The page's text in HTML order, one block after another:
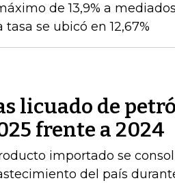
de 13,9% a
se ubicó en 12,67%
licuado de
frente a 2024
importado se
del país